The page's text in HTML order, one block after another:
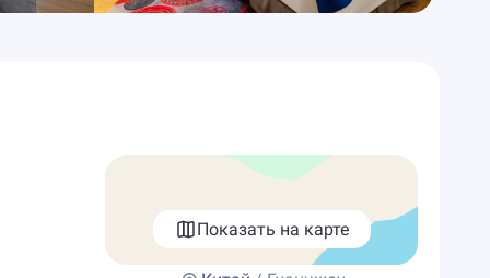
Показать на карте